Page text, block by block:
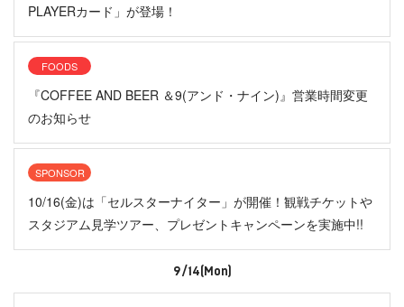
PLAYERカード」が登場！
FOODS
『COFFEE AND BEER ＆9(アンド・ナイン)』営業時間変更
のお知らせ
SPONSOR
10/16(金)は「セルスターナイター」が開催！観戦チケットや
スタジアム見学ツアー、プレゼントキャンペーンを実施中!!
9/14(Mon)